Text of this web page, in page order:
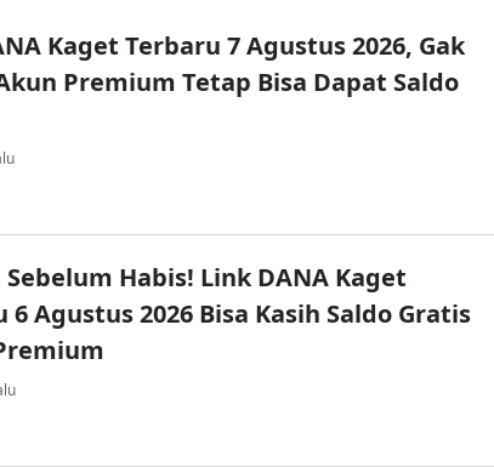
Kaget Terbaru 7 Agustus 2026, Gak
Premium Tetap Bisa Dapat Saldo
Habis! Link DANA Kaget
6 Agustus 2026 Bisa Kasih Saldo Gratis